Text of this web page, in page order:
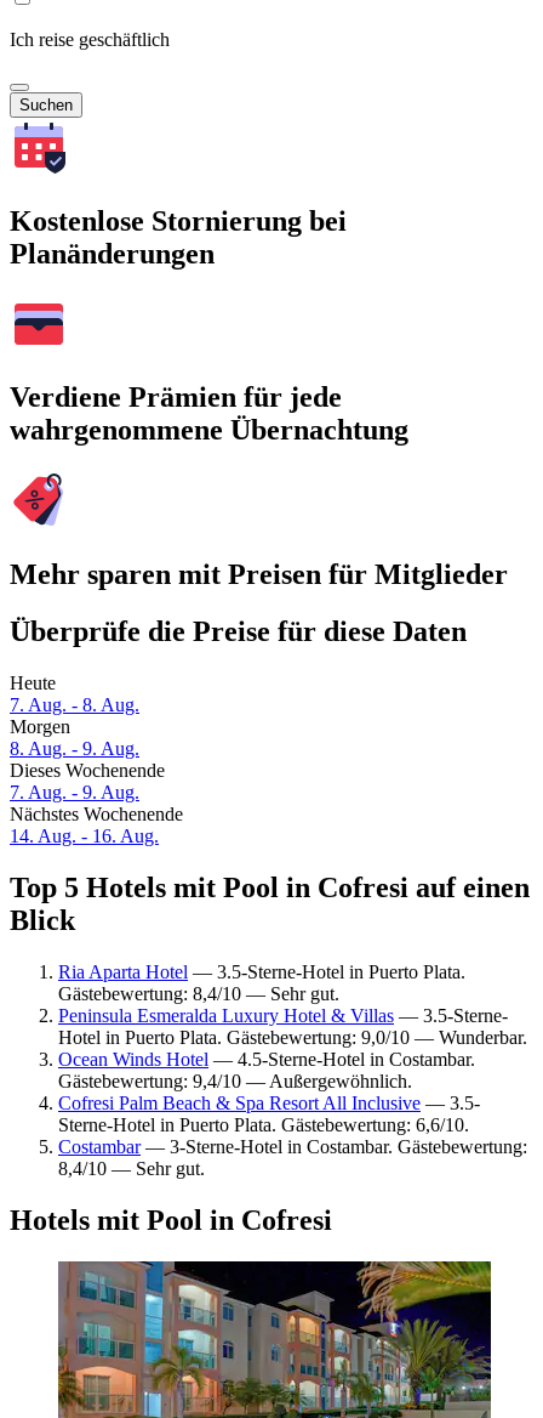
Ich reise geschäftlich
Suchen
Kostenlose Stornierung bei
Planänderungen
Verdiene Prämien für jede
wahrgenommene Übernachtung
Mehr sparen mit Preisen für Mitglieder
Überprüfe die Preise für diese Daten
Heute
7. Aug. - 8. Aug.
Morgen
8. Aug. - 9. Aug.
Dieses Wochenende
7. Aug. - 9. Aug.
Nächstes Wochenende
14. Aug. - 16. Aug.
Top 5 Hotels mit Pool in Cofresi auf einen
Blick
Ria Aparta Hotel — 3.5-Sterne-Hotel in Puerto Plata.
Gästebewertung: 8,4/10 — Sehr gut.
Peninsula Esmeralda Luxury Hotel & Villas — 3.5-Sterne-
Hotel in Puerto Plata. Gästebewertung: 9,0/10 — Wunderbar.
Ocean Winds Hotel — 4.5-Sterne-Hotel in Costambar.
Gästebewertung: 9,4/10 — Außergewöhnlich.
Cofresi Palm Beach & Spa Resort All Inclusive — 3.5-
Sterne-Hotel in Puerto Plata. Gästebewertung: 6,6/10.
Costambar— 3-Sterne-Hotel in Costambar. Gästebewertung:
8,4/10 — Sehr gut.
Hotels mit Pool in Cofresi